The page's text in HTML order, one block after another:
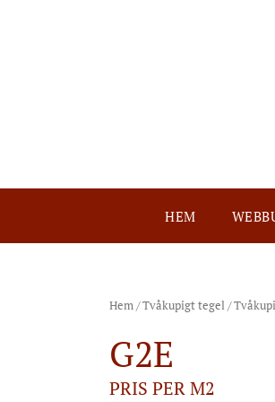
HEM
Hem/Tvåkupigt tegel/
G2E
PRIS PER M2